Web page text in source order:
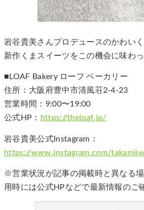
岩谷貴美さんプロデュースのかわい
新作くまスイーツをこの機会に味わっ
■LOAF Bakery ローフ ベーカリー
住所：大阪府豊中市清風荘2-4-23
営業時間：9:00〜19:00
公式HP：
https://theloaf.jp/
岩谷貴美公式Instagram：
https://www.instagram.com/
※営業状況が記事の掲載時と異なる
用時には公式HPなどで最新情報のご